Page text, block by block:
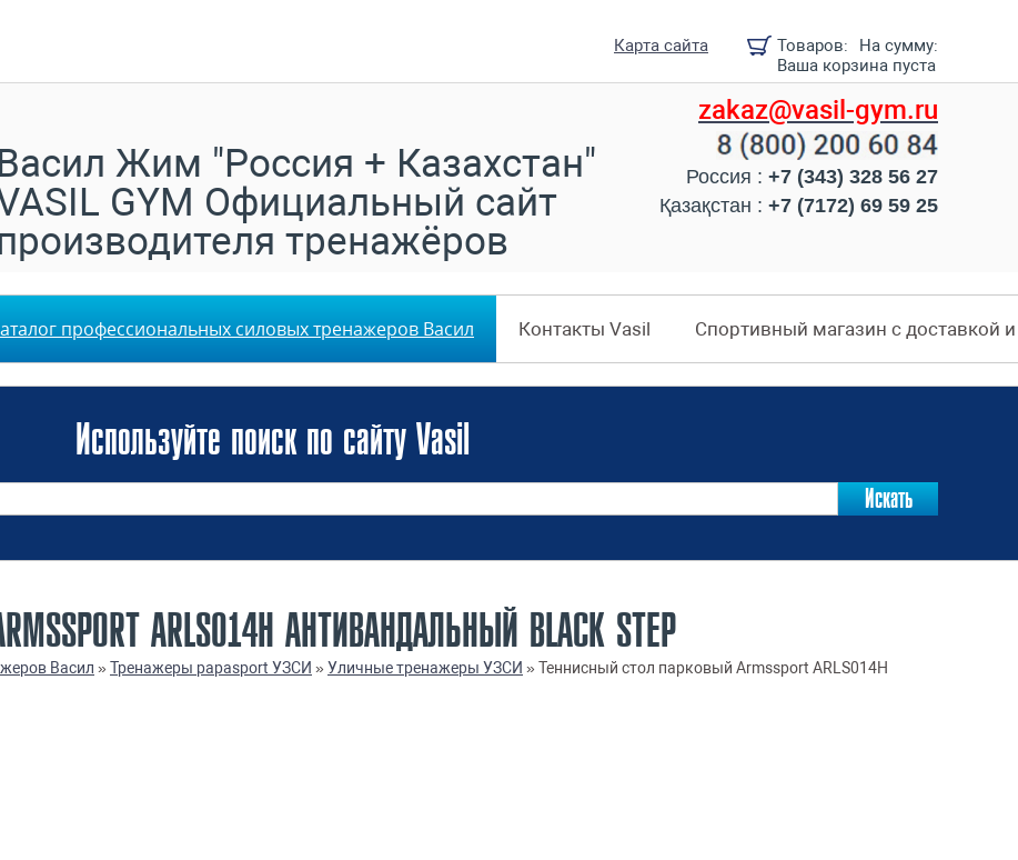
Товаров:
На сумму:
Ваша корзина пуста
Карта сайта
zakaz@vasil-gym.ru
Россия : +7 (343) 328 56 27
Қазақстан : +7 (7172) 69 59 25
Васил Жим "Россия + Казахстан"
GYM Официальный сайт
тренажёров
профессиональных силовых тренажеров Васил Контакты Vasil Спортивный магазин с доставкой
Используйте поиск по сайту Vasil
ARLS014Н АНТИВАНДАЛЬНЫЙ BLACK STEP
Васил »Тренажеры papasport УЗСИ »Уличные тренажеры УЗСИ »Теннисный стол парковый Armssport ARLS014Н